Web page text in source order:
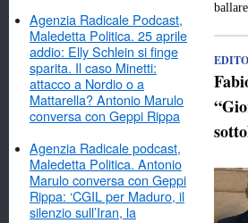
Agenzia Radicale Podcast,
Maledetta Politica. 25 aprile
addio: Elly Schlein si finge
sparita. Il caso Minetti:
attacco a Nordio o a
Mattarella? Antonio Marulo
conversa con Geppi Rippa
Agenzia Radicale podcast,
Maledetta Politica. Antonio
Marulo conversa con Geppi
Rippa: ‘CGIL per Maduro, il
silenzio sull’Iran, la